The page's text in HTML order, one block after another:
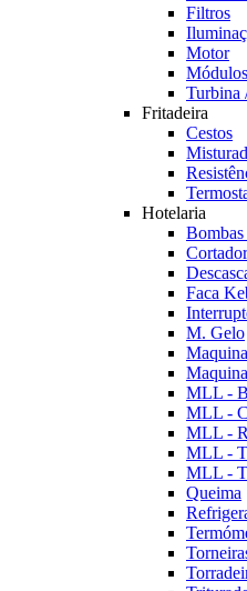
Filtros
Motor
Turbina
Fritadeira
Cestos
Hotelaria
Faca
M. Gelo
MLL -
MLL -
MLL -
MLL -
MLL -
Queima